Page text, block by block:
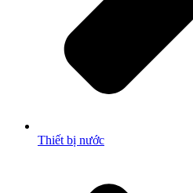
Thiết bị nước